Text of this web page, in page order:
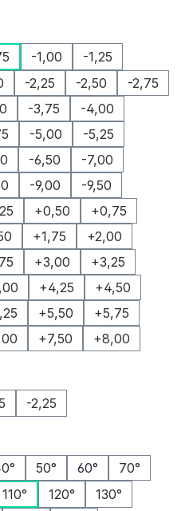
-1,00
-1,25
-2,25 -2,50
-2,75
-3,75
-4,00
-5,00
-5,25
-6,50
-7,00
-9,00
-9,50
+0,50
+0,75
+1,75
+2,00
+3,00
+3,25
+4,25
+4,50
+5,50
+5,75
+7,50 +8,00
-2,25
50° 60°
70°
110° 120°
130°